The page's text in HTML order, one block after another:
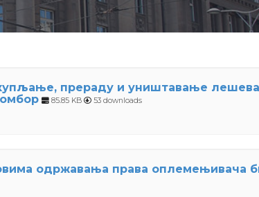
прераду и уништавање лешева
85.85 KB 53 downloads
одржавања права оплемењивача